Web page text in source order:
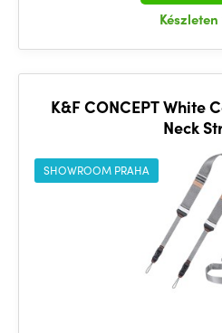
Készleten
K&F CONCEPT White
Neck
SHOWROOM PRAHA